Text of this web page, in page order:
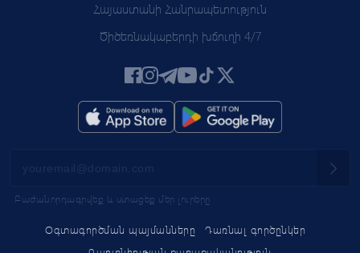
Օգտագործման պայմանները
Դառնալ գործընկեր
Հայաստանի Հանրապետություն
Ծիծեռնակաբերդի խճուղի 4/7
Բաժանորդագրվեք և ստացեք մեր լուրերը